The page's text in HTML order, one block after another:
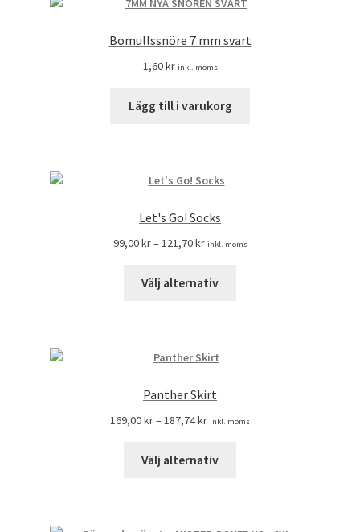
Bomullssnöre 7 mm svart
1,60kr inkl. moms
Lägg till i varukorg
Let's Go! Socks
99,00kr–121,70kr inkl. moms
Välj alternativ
Panther Skirt
169,00kr–187,74kr inkl. moms
Välj alternativ